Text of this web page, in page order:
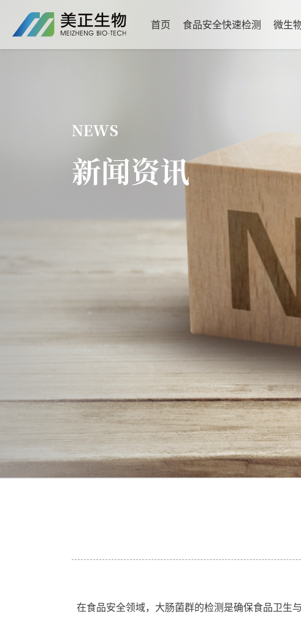
首页 食品安全快速检测 微生
NEWS
新闻资讯
在食品安全领域，大肠菌群的检测是确保食品卫生